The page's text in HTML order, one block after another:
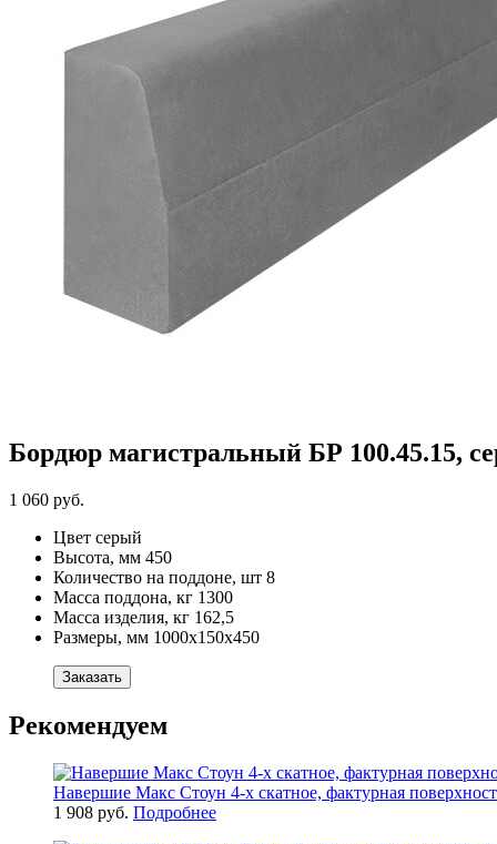
Бордюр магистральный БР 100.45.15,
1 060 руб.
Цвет серый
Высота, мм 450
Количество на поддоне, шт 8
Масса поддона, кг 1300
Масса изделия, кг 162,5
Размеры, мм 1000х150х450
Заказать
Рекомендуем
Навершие Макс Стоун 4-х скатное, фактурная
1 908 руб. Подробнее